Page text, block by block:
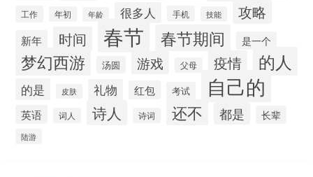
工作 年初 年龄 很多人 手机 技能 攻略
新年 时间 春节 春节期间 是一个
梦幻西游 汤圆 游戏 父母 疫情 的人
的是 皮肤 礼物 红包 考试 自己的
英语 词人 诗人 诗词 还不 都是 长辈
陆游